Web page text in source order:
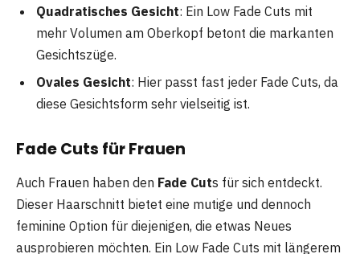
Quadratisches Gesicht: Ein Low Fade Cuts mit
mehr Volumen am Oberkopf betont die markanten
Gesichtszüge.
Ovales Gesicht: Hier passt fast jeder Fade Cuts, da
diese Gesichtsform sehr vielseitig ist.
Fade Cuts für Frauen
Auch Frauen haben den Fade Cuts für sich entdeckt.
Dieser Haarschnitt bietet eine mutige und dennoch
feminine Option für diejenigen, die etwas Neues
ausprobieren möchten. Ein Low Fade Cuts mit längerem